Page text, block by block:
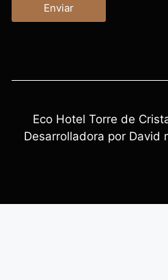
Enviar
Eco Hotel Torre de
Desarrolladora por David